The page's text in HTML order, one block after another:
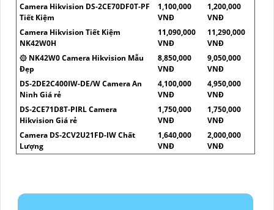
Camera Hikvision DS-2CE70DF0T-PF
Tiết Kiệm
1,100,000
VNĐ
1,200,000
VNĐ
Camera Hikvision Tiết Kiệm
NK42W0H
11,090,000
VNĐ
11,290,000
VNĐ
۞ NK42W0 Camera Hikvision Mẫu
Đẹp
8,850,000
VNĐ
9,050,000
VNĐ
DS-2DE2C400IW-DE/W Camera An
Ninh Giá rẻ
4,100,000
VNĐ
4,950,000
VNĐ
DS-2CE71D8T-PIRL Camera
Hikvision Giá rẻ
1,750,000
VNĐ
1,750,000
VNĐ
Camera DS-2CV2U21FD-IW Chất
Lượng
1,640,000
VNĐ
2,000,000
VNĐ